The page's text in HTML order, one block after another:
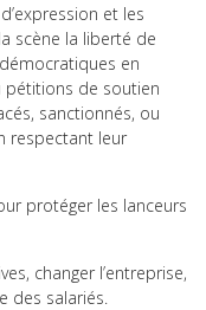
et les
scène la liberté de
en
pétitions de soutien
sanctionnés, ou
respectant leur
protéger les lanceurs
changer l’entreprise,
des salariés.